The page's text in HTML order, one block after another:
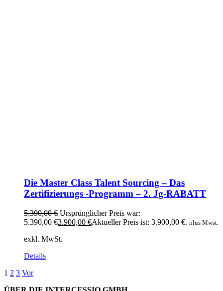
Die Master Class Talent Sourcing – Das
Zertifizierungs -Programm – 2. Jg-RABATT
5.390,00€ Ursprünglicher Preis war:
5.390,00 €3.900,00 €Aktueller Preis ist: 3.900,00 €. plus Mwst.
exkl. MwSt.
Details
1 2 3 Vor